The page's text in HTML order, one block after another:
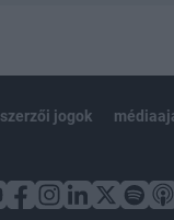
szerzői jogok